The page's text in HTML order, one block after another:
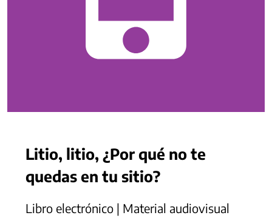
Litio, litio, ¿Por qué no te
quedas en tu sitio?
Libro electrónico | Material audiovisual